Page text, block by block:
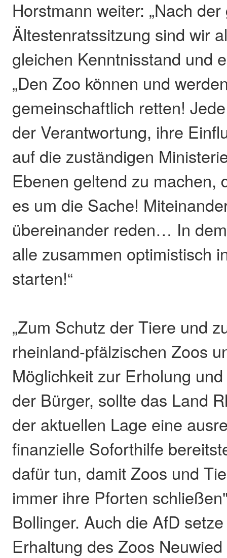
Horstmann weiter: „Nach
Ältestenratssitzung sind wir
gleichen Kenntnisstand und
„Den Zoo können und
gemeinschaftlich retten!
der Verantwortung, ihre
auf die zuständigen
Ebenen geltend zu machen,
es um die Sache!
übereinander reden… In
alle zusammen optimistisch
starten!“
„Zum Schutz der Tiere und
rheinland-pfälzischen Zoos
Möglichkeit zur Erholung
der Bürger, sollte das Land
der aktuellen Lage eine
finanzielle Soforthilfe
dafür tun, damit Zoos und
immer ihre Pforten
Bollinger. Auch die AfD
Erhaltung des Zoos